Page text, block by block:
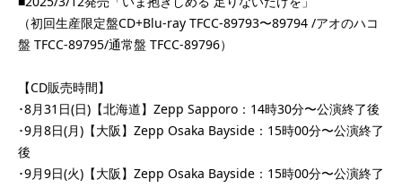
（初回生産限定盤CD+Blu-ray TFCC-89793〜89794 /アオのハコ
盤 TFCC-89795/通常盤 TFCC-89796）
【CD販売時間】
･8月31日(日)【北海道】Zepp Sapporo：14時30分〜公演終了後
･9月8日(月)【大阪】Zepp Osaka Bayside：15時00分〜公演終了
後
･9月9日(火)【大阪】Zepp Osaka Bayside：15時00分〜公演終了